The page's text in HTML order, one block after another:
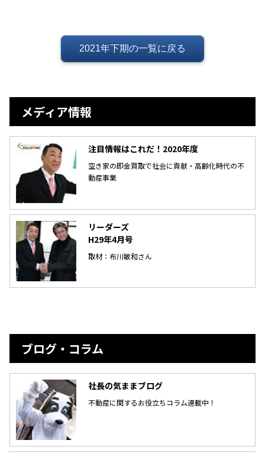
2021年下期の一覧に戻る
メディア情報
注目情報はこれだ！2020年度
空き家の即金買取で社会に貢献・高齢化時代の不
動産事業
リーダーズ
H29年4月号
取材：布川敏和さん
ブログ・コラム
社長の気ままブログ
不動産に関するお役立ちコラム連載中！